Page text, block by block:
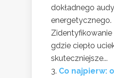
dokładnego
energetycznego.
Zidentyfikowanie
gdzie ciepło
skuteczniejsze...
Co najpierw: